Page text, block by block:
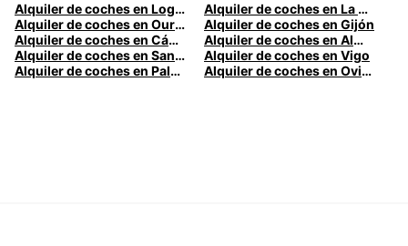
Alquiler de coches en Logroño
Alquiler de coches en La Coruña
Alquiler de coches en Ourense
Alquiler de coches en Gijón
Alquiler de coches en Cádiz
Alquiler de coches en Almería
Alquiler de coches en Santander
Alquiler de coches en Vigo
Alquiler de coches en Palma
Alquiler de coches en Oviedo